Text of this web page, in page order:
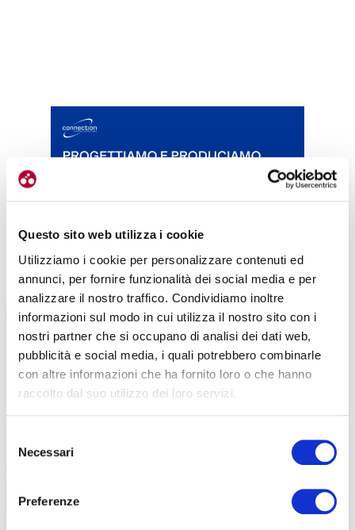
Questo sito web utilizza i cookie
Utilizziamo i cookie per personalizzare contenuti ed
annunci, per fornire funzionalità dei social media e per
analizzare il nostro traffico. Condividiamo inoltre
informazioni sul modo in cui utilizza il nostro sito con i
nostri partner che si occupano di analisi dei dati web,
pubblicità e social media, i quali potrebbero combinarle
con altre informazioni che ha fornito loro o che hanno
raccolto dal suo utilizzo dei loro servizi.
delNecessari
Preferenze
TUTTE LE CATEGORIE DEL MAGAZINE